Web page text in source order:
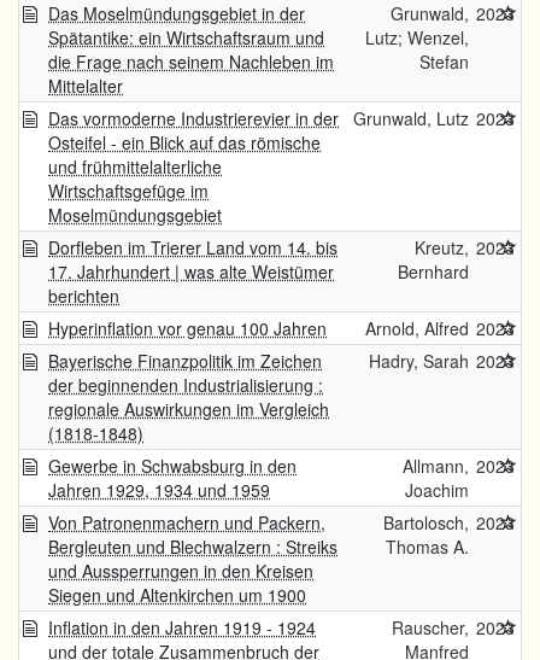
Das Moselmündungsgebiet in der
Spätantike: ein Wirtschaftsraum und
die Frage nach seinem Nachleben im
Mittelalter
Grunwald,
Lutz; Wenzel,
Stefan
2023
Das vormoderne Industrierevier in der
Osteifel - ein Blick auf das römische
und frühmittelalterliche
Wirtschaftsgefüge im
Moselmündungsgebiet
Grunwald, Lutz 2023
Dorfleben im Trierer Land vom 14. bis
17. Jahrhundert | was alte Weistümer
berichten
Kreutz,
Bernhard
2023
Hyperinflation vor genau 100 Jahren Arnold, Alfred 2023
Bayerische Finanzpolitik im Zeichen
der beginnenden Industrialisierung :
regionale Auswirkungen im Vergleich
(1818-1848)
Hadry, Sarah 2023
Gewerbe in Schwabsburg in den
Jahren 1929, 1934 und 1959
Allmann,
Joachim
2023
Von Patronenmachern und Packern,
Bergleuten und Blechwalzern : Streiks
und Aussperrungen in den Kreisen
Siegen und Altenkirchen um 1900
Bartolosch,
Thomas A.
2023
Inflation in den Jahren 1919 - 1924
und der totale Zusammenbruch der
Rauscher,
Manfred
2023